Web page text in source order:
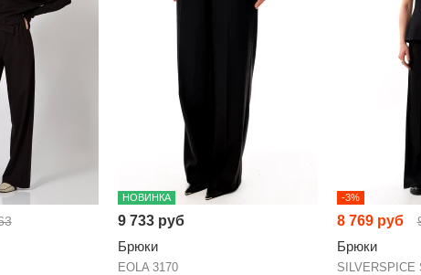
НОВИНКА
9 733 руб
Брюки
EOLA 3170
-3%
8 769 руб
Брюки
SILVERSPICE